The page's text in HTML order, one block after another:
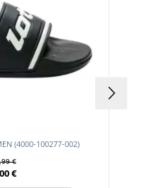
(4000-100277-002)
€
€